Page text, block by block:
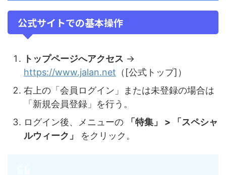
公式サイトでの基本操作
トップページへアクセス →
https://www.jalan.net （[公式トップ]）
右上の「会員ログイン」または未登録の場合は
「新規会員登録」を行う。
ログイン後、メニューの
「特集」 > 「スペシャ
ルウィーク」
をクリック。